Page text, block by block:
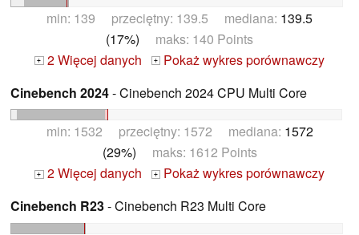
min: 139 przeciętny: 139.5 mediana: 139.5
(17%) maks: 140 Points
+ 2 Więcej danych +
Pokaż wykres porównawczy
Cinebench 2024- Cinebench 2024 CPU Multi Core
min: 1532 przeciętny: 1572 mediana: 1572
(29%) maks: 1612 Points
+ 2 Więcej danych +
Pokaż wykres porównawczy
Cinebench R23- Cinebench R23 Multi Core